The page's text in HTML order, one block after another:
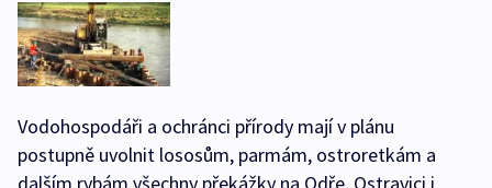
Vodohospodáři a ochránci přírody mají v plánu
postupně uvolnit lososům, parmám, ostroretkám a